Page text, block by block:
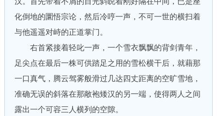
化倒地的圜悟宗论，然后冷哼一声，不可一世的横扫着
与他遥遥对峙的正道掌门。
右首紧接着轻叱一声，一个雪衣飘飘的背剑青年，
足尖点在最后一株可供踏足之用的雪松横干后，就藉那
一口真气，腾云驾雾般滑过几达四丈距离的空旷雪地，
准确无误的斜落在那敞袍矮汉的另一端，使得两人之间
露出一个可容三人横列的空隙。